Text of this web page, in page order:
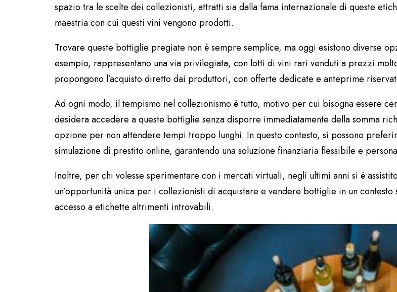
spazio tra le scelte dei collezionisti, attratti sia dalla fama internazionale di queste
maestria con cui questi vini vengono prodotti.
Trovare queste bottiglie pregiate non è sempre semplice, ma oggi esistono diverse
esempio, rappresentano una via privilegiata, con lotti di vini rari venduti a prezzi
propongono l’acquisto diretto dai produttori, con offerte dedicate e anteprime
Ad ogni modo, il tempismo nel collezionismo è tutto, motivo per cui bisogna essere
desidera accedere a queste bottiglie senza disporre immediatamente della somma
opzione per non attendere tempi troppo lunghi. In questo contesto, si possono
simulazione di prestito online, garantendo una soluzione finanziaria flessibile e
Inoltre, per chi volesse sperimentare con i mercati virtuali, negli ultimi anni si è
un’opportunità unica per i collezionisti di acquistare e vendere bottiglie in un
accesso a etichette altrimenti introvabili.